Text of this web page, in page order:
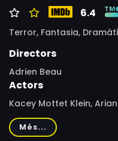
6.4
Terror, Fantasia,
Directors
Adrien Beau
Actors
Kacey Mottet Klein,
Schneider, Claire
Adrien Beau
Més...